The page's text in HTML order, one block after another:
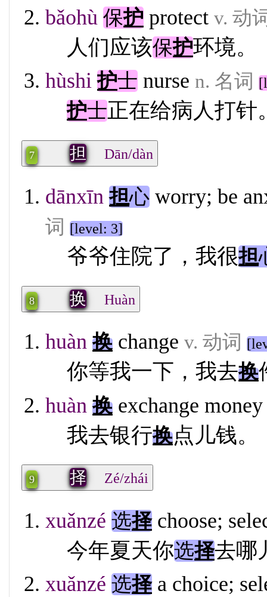
bǎohù 保护 protect v. 动
人们应该保护环境。
hùshi 护士 nurse n. 名词
护士正在给病人打针
7 担 Dān/dàn
dānxīn 担心 worry; be
词 [level: 3]
爷爷住院了，我很担
8 换 Huàn
huàn 换 change v. 动词
你等我一下，我去换
huàn 换 exchange money
我去银行换点儿钱。
9 择 Zé/zhái
xuǎnzé 选择 choose;
今年夏天你选择去哪
xuǎnzé 选择 a choice;